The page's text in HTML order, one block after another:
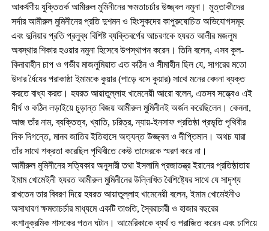
আকর্ষণীয় যুক্তিতর্ক আমীরুল মুমিনীনের ক্ষমতাচর্চার উজ্জ্বল নমুনা। মুত্তাকীদের
সর্দার আমীরুল মুমিনীনের প্রতি দুশমন ও হিংসুকদের কাপুরুষোচিত অভিযোগসমূহ
এবং দুনিয়ার প্রতি প্রলুব্ধ বিশিষ্ট ব্যক্তিবর্গের আচরণকে হযরত আলীর মজলুম
অবস্থার শিকার হওয়ার নমুনা হিসেবে উপস্থাপন করেন। তিনি বলেন, এসব কুল-
কিনারাহীন চাপ ও গভীর মাজলুমিয়াত এত কঠিন ও সীমাহীন ছিল যে, সাগরের মতো
উদার র্ধৈযের পরাকাষ্ঠা ইমামকে কুয়ার (পাড়ে বসে কুয়ার) সাথে মনের বেদনা ব্যক্ত
করতে বাধ্য করত। হযরত আয়াতুল্লাহ খামেনেয়ী আরো বলেন, এতসব সত্ত্বেও এই
দীর্ঘ ও কঠিন লড়াইয়ে চূড়ান্ত বিজয় আমীরুল মুমিনীনই অর্জন করেছিলেন। কেননা,
আজ তাঁর নাম, ব্যক্তিত্ব, খ্যাতি, চরিত্র, ন্যায়-ইনসাফ প্রতিষ্ঠা প্রভৃতি পৃথিবীর
দিক দিগন্তে, মানব জাতির ইতিহাসে অত্যন্ত উজ্জ্বল ও দীপ্তিমান। অথচ যারা
তাঁর সাথে শক্রতা করেছিল পৃথিবীতে কেউ তাদেরকে স্মরণ করে না।
আমীরুল মুমিনীনের সত্যিকার অনুসারী তথা ইসলামি প্রজাতন্ত্র ইরানের প্রতিষ্ঠাতায়
ইমাম খোমেইনী হযরত আমীরুল মুমিনীনের উল্লিখিত বৈশিষ্ট্যের সাথে যে সাদৃশ্য
রাখতেন তার বিবরণ দিয়ে হযরত আয়াতুল্লাহ খামেনেয়ী বলেন, ইমাম খোমেইনীও
অসাধারণ ক্ষমতাচর্চার মাধ্যমে একটি তাগুতি, স্বৈরাচারী ও হাজার বছরের
বংশানুক্রমিক শাসকের পতন ঘটান। আমেরিকাকে ব্যর্থ ও পরাজিত করেন এবং চাপিয়ে